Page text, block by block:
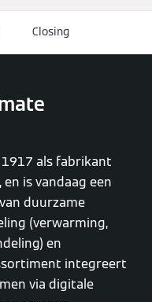
Closing
als fabrikant
is vandaag een
duurzame
(verwarming,
en
integreert
via digitale